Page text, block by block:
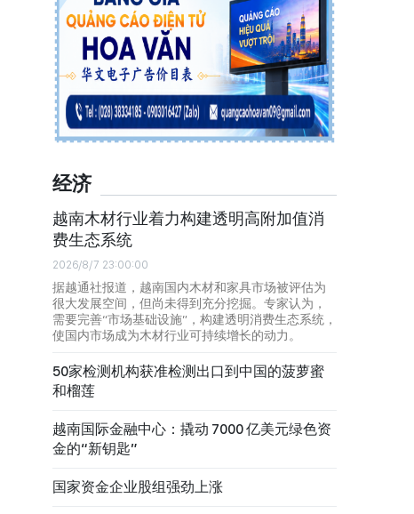
经济
越南木材行业着力构建透明高附加值消
费生态系统
2026/8/7 23:00:00
据越通社报道，越南国内木材和家具市场被评估为
很大发展空间，但尚未得到充分挖掘。专家认为，
需要完善“市场基础设施”，构建透明消费生态系统，
使国内市场成为木材行业可持续增长的动力。
50家检测机构获准检测出口到中国的菠萝蜜
和榴莲
越南国际金融中心：撬动 7000 亿美元绿色资
金的“新钥匙”
国家资金企业股组强劲上涨